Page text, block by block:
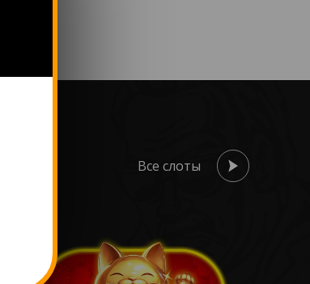
Все слоты